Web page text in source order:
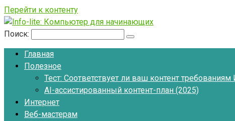
Перейти к контенту
Поиск:
Главная
Полезное
Тест: Соответствует ли ваш контент
AI-ассистированный контент-план (2025)
Интернет
Веб-мастерам